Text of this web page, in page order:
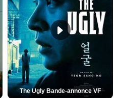
The Ugly Bande-annonce VF